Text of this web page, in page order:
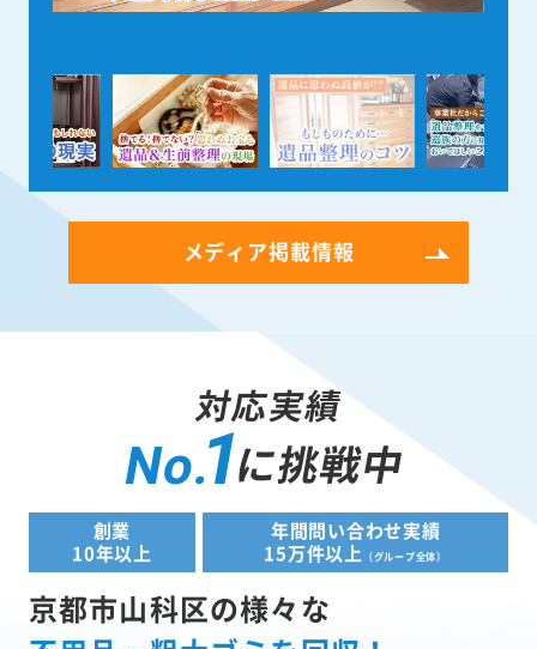
メディア掲載情報
対応実績
No.1に挑戦中
創業
10年以上
年間問い合わせ実績
15万件以上
（グループ全体）
京都市山科区の様々な